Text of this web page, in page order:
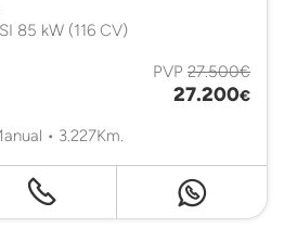
85 kW (116 CV)
PVP 27.500€
27.200€
• 3.227Km.